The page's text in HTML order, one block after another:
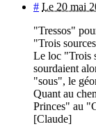
# Le 20 mai
"Tressos"
"Trois
Le loc "Trois
sourdaient
"sous", le
Quant au
Princes" au
[Claude]